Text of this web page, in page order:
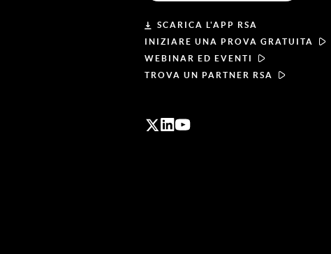
SCARICA L'APP RSA
INIZIARE UNA PROVA GRATUITA
WEBINAR ED EVENTI
TROVA UN PARTNER RSA